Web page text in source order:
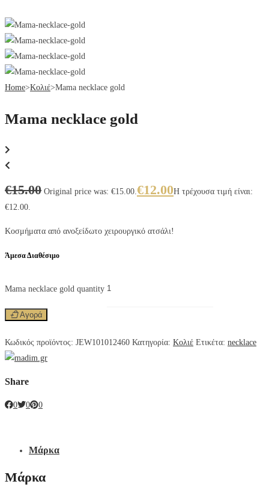
Home>Κολιέ>Mama necklace gold
Mama necklace gold
€15.00 Original price was: €15.00. €12.00Η τρέχουσα τιμή είναι:
€12.00.
Κοσμήματα από ανοξείδωτο χειρουργικό ατσάλι!
Άμεσα Διαθέσιμο
Mama necklace gold quantity
Αγορά
Κωδικός προϊόντος: JEW101012460 Κατηγορία: Κολιέ Ετικέτα: necklace
Share
0 0 0
Μάρκα
Μάρκα